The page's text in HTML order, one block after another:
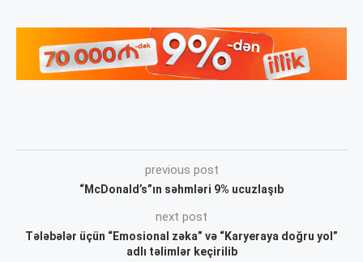
previous post
“McDonald’s”ın səhmləri 9% ucuzlaşıb
next post
Tələbələr üçün “Emosional zəka” və “Karyeraya doğru yol”
adlı təlimlər keçirilib